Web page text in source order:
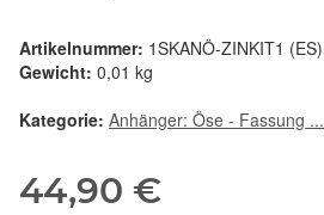
Artikelnummer: 1SKANÖ-ZINKIT1 (ES)
Gewicht: 0,01 kg
Kategorie: Anhänger: Öse - Fassung ...
44,90 €